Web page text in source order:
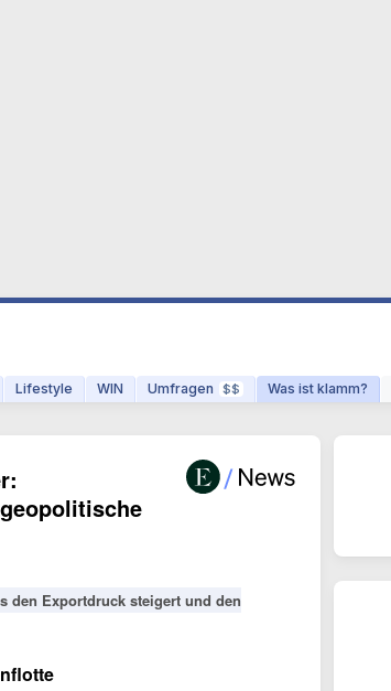
Lifestyle WIN Umfragen $$ Was ist klamm?
den Exportdruck steigert und den